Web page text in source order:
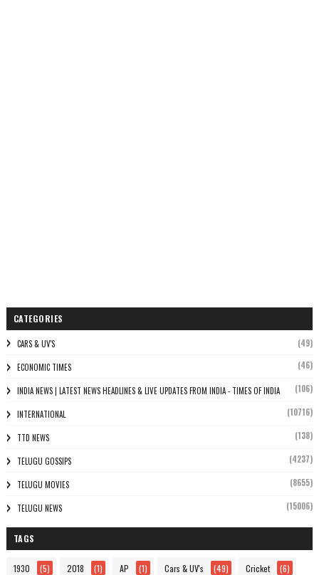
CATEGORIES
CARS & UV'S (49)
ECONOMIC TIMES (46)
INDIA NEWS | LATEST NEWS HEADLINES & LIVE UPDATES FROM INDIA - TIMES OF INDIA (106)
INTERNATIONAL (10716)
TTD NEWS (138)
TELUGU GOSSIPS (4237)
TELUGU MOVIES (8655)
TELUGU NEWS (15006)
TAGS
1930 (5) 2018 (1) AP (1) Cars & UV's (49) Cricket (6)